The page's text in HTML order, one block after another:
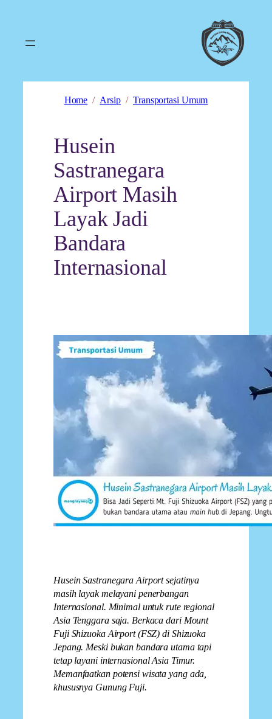
Home Arsip Transportasi Umum
Husein
Sastranegara
Airport Masih
Layak Jadi
Bandara
Internasional
Husein Sastranegara Airport sejatinya
masih layak melayani penerbangan
Internasional. Minimal untuk rute regional
Asia Tenggara saja. Berkaca dari Mount
Fuji Shizuoka Airport (FSZ) di Shizuoka
Jepang. Meski bukan bandara utama tapi
tetap layani internasional Asia Timur.
Memanfaatkan potensi wisata yang ada,
khususnya Gunung Fuji.